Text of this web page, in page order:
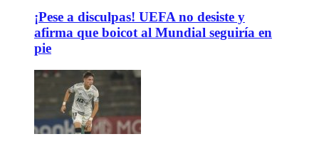
¡Pese a disculpas! UEFA no desiste y
afirma que boicot al Mundial seguiría en
pie